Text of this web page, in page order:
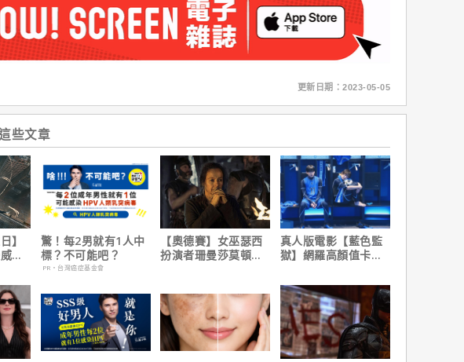
更新日期：2023-05-05
些文章
】
總
驚！每2男就有1人中
標？不可能吧？
PR・台灣癌症基金會
【奧德賽】女巫瑟西
扮演者珊曼莎莫頓曝
真人版電影【藍色監
獄】網羅高顏值卡司